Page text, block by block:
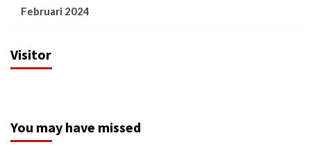
Februari 2024
Visitor
You may have missed